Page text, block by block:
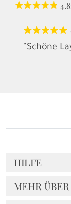
"Schöne
HILFE
MEHR